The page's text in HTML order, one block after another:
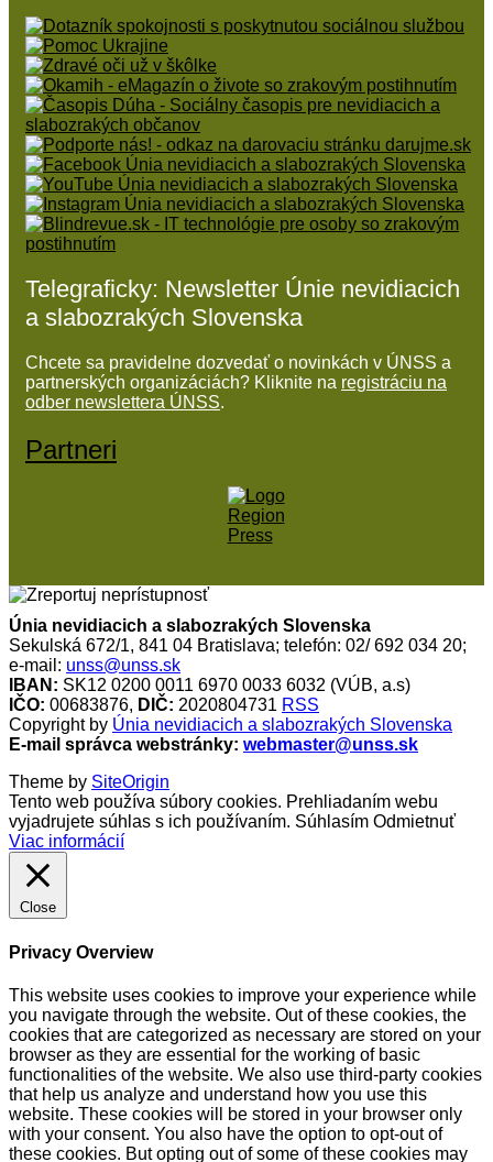
Telegraficky: Newsletter Únie nevidiacich
a slabozrakých Slovenska
Chcete sa pravidelne dozvedať o novinkách v ÚNSS a
partnerských organizáciách? Kliknite na registráciu na
odber newslettera ÚNSS.
Partneri
Únia nevidiacich a slabozrakých Slovenska
Sekulská 672/1, 841 04 Bratislava; telefón: 02/ 692 034 20;
e-mail: unss@unss.sk
IBAN: SK12 0200 0011 6970 0033 6032 (VÚB, a.s)
IČO: 00683876, DIČ: 2020804731 RSS
Copyright by Únia nevidiacich a slabozrakých Slovenska
E-mail správca webstránky: webmaster@unss.sk
Theme by SiteOrigin
Tento web používa súbory cookies. Prehliadaním webu
vyjadrujete súhlas s ich používaním. Súhlasím Odmietnuť
Viac informácií
Close
Privacy Overview
This website uses cookies to improve your experience while
you navigate through the website. Out of these cookies, the
cookies that are categorized as necessary are stored on your
browser as they are essential for the working of basic
functionalities of the website. We also use third-party cookies
that help us analyze and understand how you use this
website. These cookies will be stored in your browser only
with your consent. You also have the option to opt-out of
these cookies. But opting out of some of these cookies may